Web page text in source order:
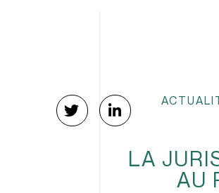
LA
AU